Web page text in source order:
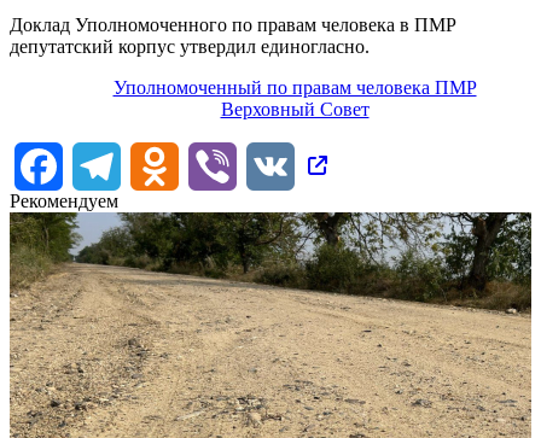
Доклад Уполномоченного по правам человека в ПМР
депутатский корпус утвердил единогласно.
Уполномоченный по правам человека ПМР
Верховный Совет
FacebookTelegram Odnoklassniki
Viber
VK
Рекомендуем